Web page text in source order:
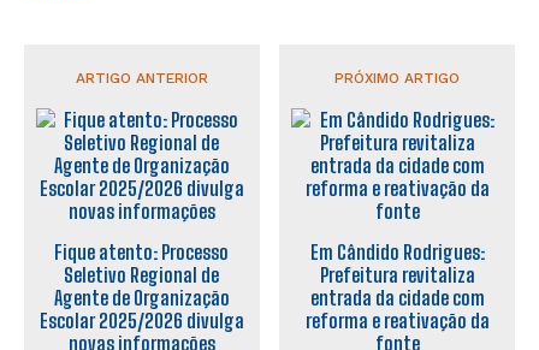
ARTIGO ANTERIOR
Fique atento: Processo
Seletivo Regional de
Agente de Organização
Escolar 2025/2026 divulga
novas informações
PRÓXIMO ARTIGO
Em Cândido Rodrigues:
Prefeitura revitaliza
entrada da cidade com
reforma e reativação da
fonte